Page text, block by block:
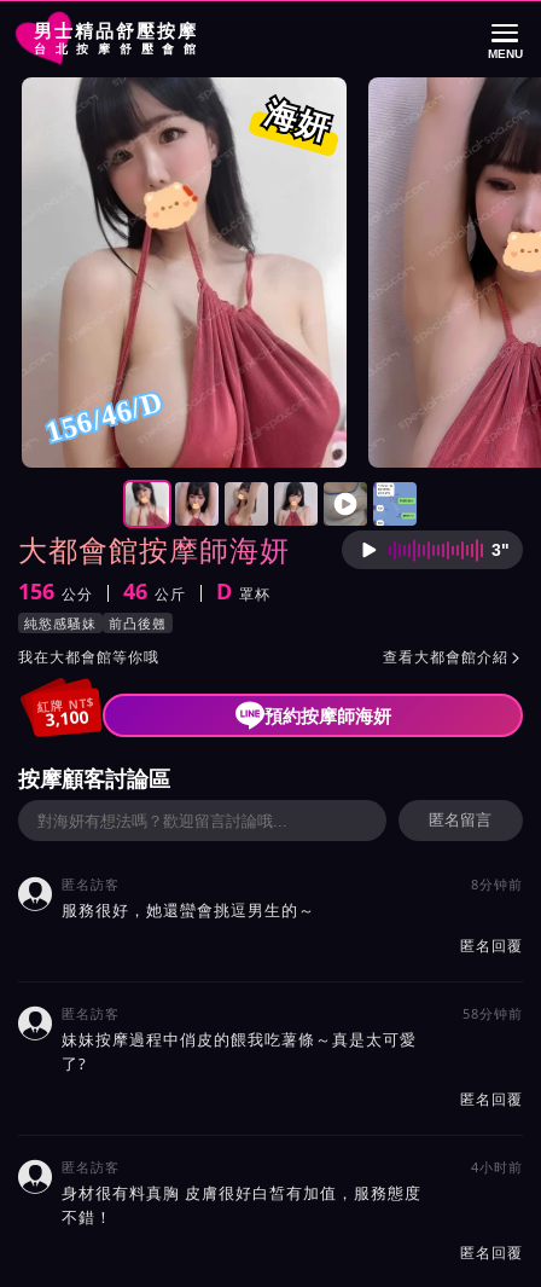
男士精品舒壓按摩
台北按摩舒壓會館 MENU
首頁 大都會館按摩師海妍詳細介紹
大都會館按摩師海妍 按摩師
3"
身高
156 公分
體重 46 公斤
罩杯 D 罩杯
按摩師海妍服務風格與特色
純慾感騷妹 前凸後翹
按摩師海妍所屬按摩會館介紹與班表
我在大都會館等你哦 查看大都會館介紹 
紅牌 NT$
3,100 預約按摩師海妍
大都會館按摩師海妍照片展示與影片介
海妍
156/46/D
按摩師海妍照片展示與影片介紹及客戶評價截屏展示
按摩顧客討論區
匿名留言
 匿名訪客 8分钟前
服務很好，她還蠻會挑逗男生的～
匿名回覆
 匿名訪客 58分钟前
妹妹按摩過程中俏皮的餵我吃薯條～真是太可愛
了?
匿名回覆
 匿名訪客 4小时前
身材很有料真胸 皮膚很好白皙有加值，服務態度
不錯！
匿名回覆